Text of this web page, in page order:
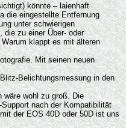
könnte – laienhaft
die eingestellte Entfernung
unter schwierigen
die zu einer Über- oder
klappt es mit älteren
Mit seinen neuen
Belichtungsmessung in den
wäre wohl zu groß. Die
nach der Kompatibilität
der EOS 40D oder 50D ist uns